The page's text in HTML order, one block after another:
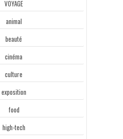
VOYAGE
animal
beauté
cinéma
culture
exposition
food
high-tech